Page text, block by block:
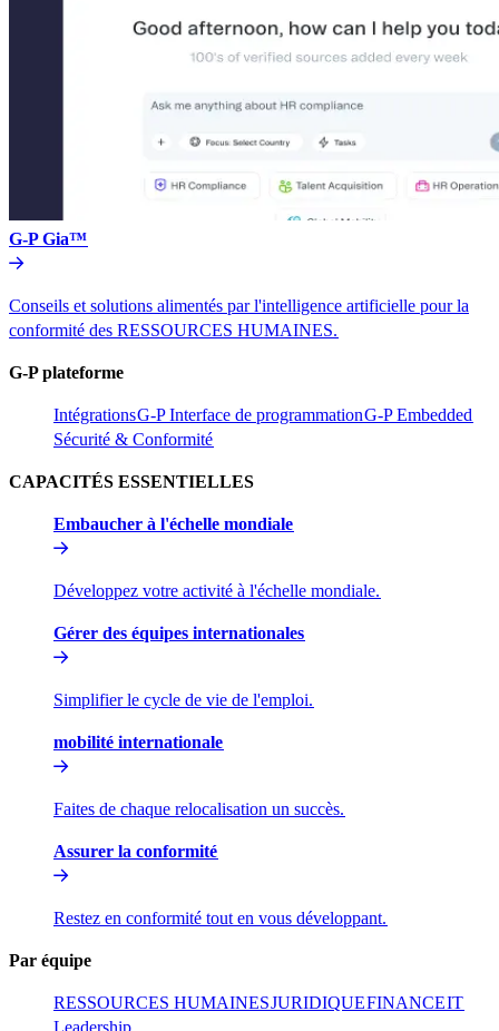
G-P Gia™​​
Conseils et solutions alimentés par l'intelligence artificielle pour la
conformité des RESSOURCES HUMAINES.​​
G-P plateforme​​
Intégrations​​G-P Interface de programmation​​G-P Embedded​​
Sécurité & Conformité​​
CAPACITÉS ESSENTIELLES​​
Embaucher à l'échelle mondiale​​
Développez votre activité à l'échelle mondiale.​​
Gérer des équipes internationales​​
Simplifier le cycle de vie de l'emploi.​​
mobilité internationale​​
Faites de chaque relocalisation un succès.​​
Assurer la conformité​​
Restez en conformité tout en vous développant.​​
Par équipe​​
RESSOURCES HUMAINES​​JURIDIQUE​​FINANCE​​IT​​
Leadership​​